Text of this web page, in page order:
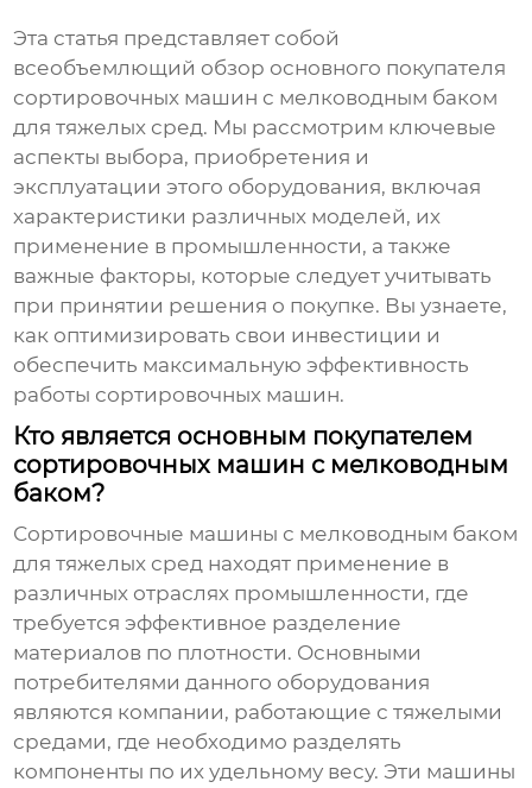
Эта статья представляет собой
всеобъемлющий обзор основного покупателя
сортировочных машин с мелководным баком
для тяжелых сред. Мы рассмотрим ключевые
аспекты выбора, приобретения и
эксплуатации этого оборудования, включая
характеристики различных моделей, их
применение в промышленности, а также
важные факторы, которые следует учитывать
при принятии решения о покупке. Вы узнаете,
как оптимизировать свои инвестиции и
обеспечить максимальную эффективность
работы сортировочных машин.
Кто является основным покупателем
сортировочных машин с мелководным
баком?
Сортировочные машины с мелководным баком
для тяжелых сред находят применение в
различных отраслях промышленности, где
требуется эффективное разделение
материалов по плотности. Основными
потребителями данного оборудования
являются компании, работающие с тяжелыми
средами, где необходимо разделять
компоненты по их удельному весу. Эти машины